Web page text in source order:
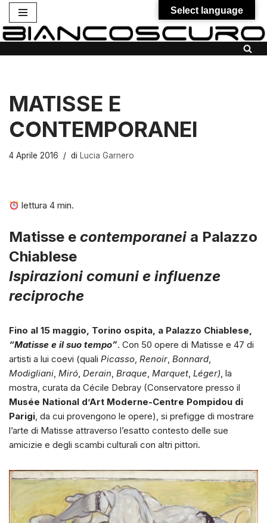
Vai
MATISSE E
CONTEMPORANEI
4 Aprile 2016 di Lucia Garnero
lettura4 min.
Matisse e contemporanei a Palazzo
Chiablese
Ispirazioni comuni e influenze
reciproche
Fino al 15 maggio, Torino ospita, a Palazzo Chiablese,
“Matisse e il suo tempo”. Con 50 opere di Matisse e 47 di
artisti a lui coevi (quali Picasso, Renoir, Bonnard,
Modigliani, Miró, Derain, Braque, Marquet, Léger), la
mostra, curata da Cécile Debray (Conservatore presso il
Musée National d’Art Moderne-Centre Pompidou di
Parigi, da cui provengono le opere), si prefigge di mostrare
l’arte di Matisse attraverso l’esatto contesto delle sue
amicizie e degli scambi culturali con altri pittori.
Select language